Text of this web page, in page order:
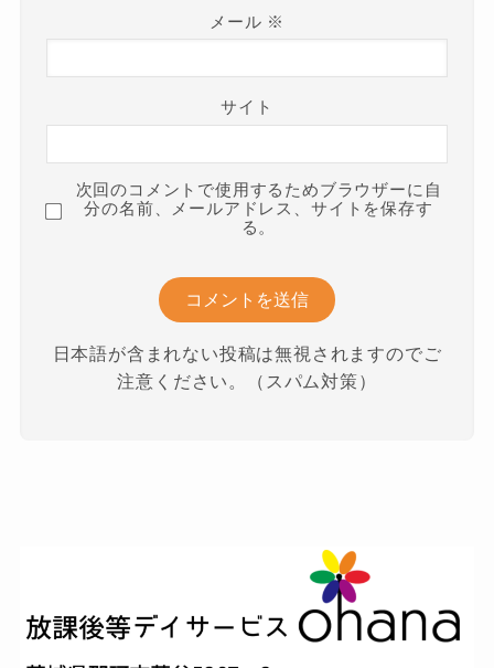
メール ※
サイト
次回のコメントで使用するためブラウザーに自
分の名前、メールアドレス、サイトを保存す
る。
日本語が含まれない投稿は無視されますのでご
注意ください。（スパム対策）